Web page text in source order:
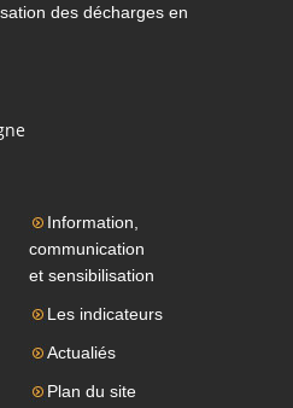
des décharges en
Information,
communication
et sensibilisation
Les indicateurs
Actualiés
Plan du site